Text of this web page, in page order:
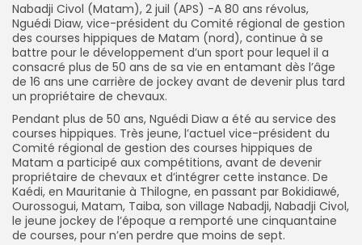
FR
Nabadji Civol (Matam), 2 juil (APS) -A 80 ans révolus,
Nguédi Diaw, vice-président du Comité régional de gestion
des courses hippiques de Matam (nord), continue à se
battre pour le développement d’un sport pour lequel il a
consacré plus de 50 ans de sa vie en entamant dès l’âge
de 16 ans une carrière de jockey avant de devenir plus tard
un propriétaire de chevaux.
Pendant plus de 50 ans, Nguédi Diaw a été au service des
courses hippiques. Très jeune, l’actuel vice-président du
Comité régional de gestion des courses hippiques de
Matam a participé aux compétitions, avant de devenir
propriétaire de chevaux et d’intégrer cette instance. De
Kaédi, en Mauritanie à Thilogne, en passant par Bokidiawé,
Ourossogui, Matam, Taiba, son village Nabadji, Nabadji Civol,
le jeune jockey de l’époque a remporté une cinquantaine
de courses, pour n’en perdre que moins de sept.